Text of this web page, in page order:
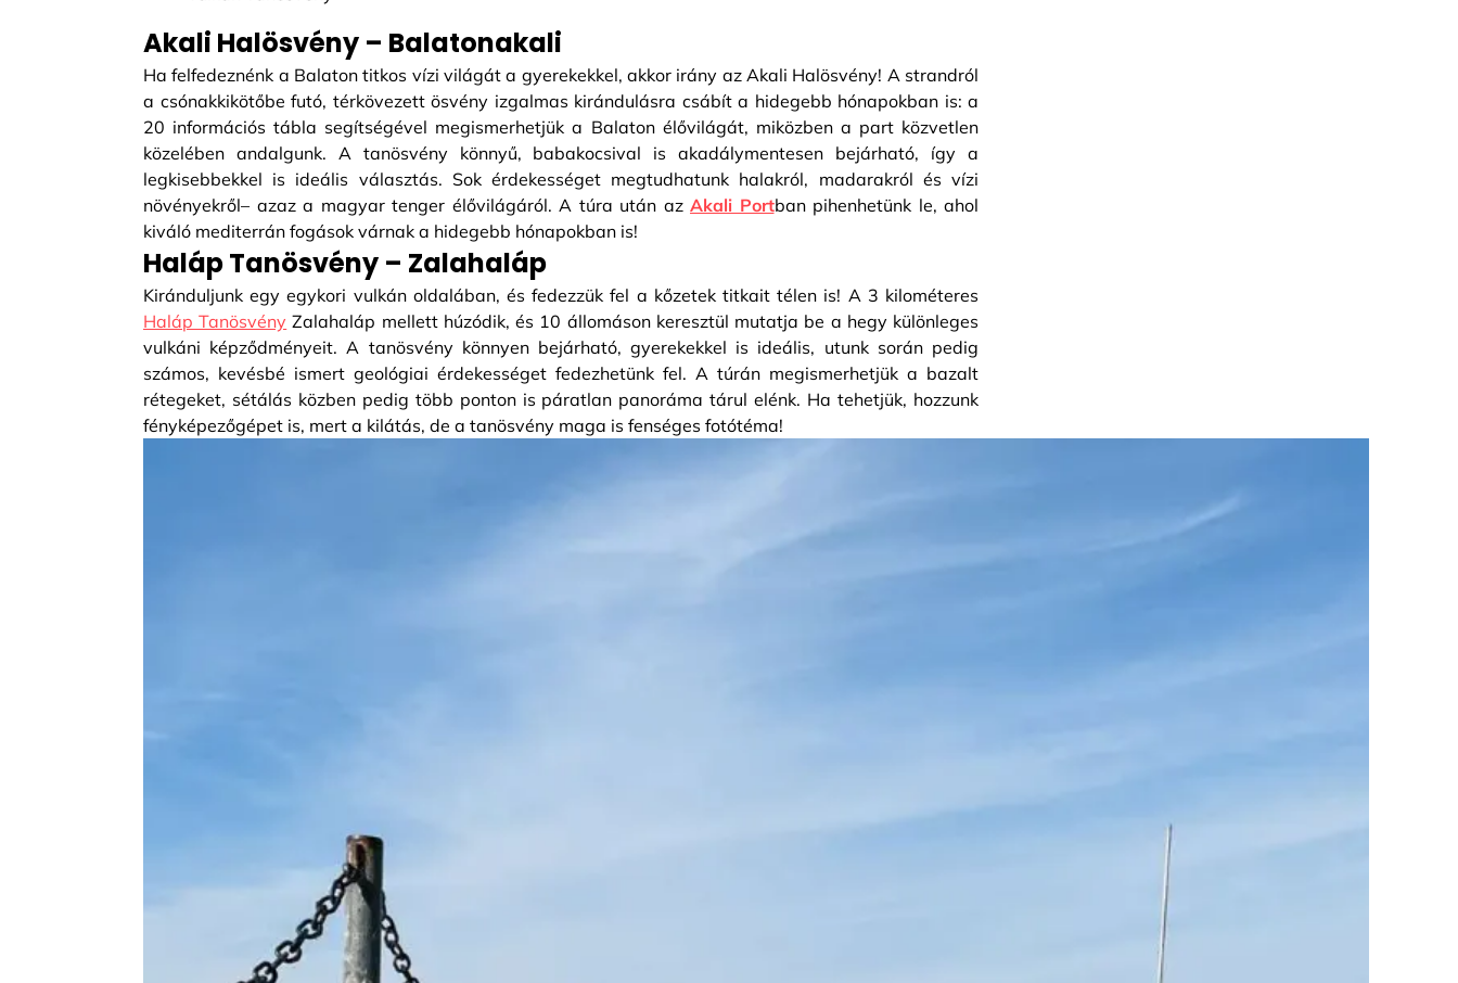
Akali Halösvény – Balatonakali
Ha felfedeznénk a Balaton titkos vízi világát a gyerekekkel, akkor irány az Akali Halösvény! A strandról
a csónakkikötőbe futó, térkövezett ösvény izgalmas kirándulásra csábít a hidegebb hónapokban is: a
20 információs tábla segítségével megismerhetjük a Balaton élővilágát, miközben a part közvetlen
közelében andalgunk. A tanösvény könnyű, babakocsival is akadálymentesen bejárható, így a
legkisebbekkel is ideális választás. Sok érdekességet megtudhatunk halakról, madarakról és vízi
növényekről– azaz a magyar tenger élővilágáról. A túra után az Akali Portban pihenhetünk le, ahol
kiváló mediterrán fogások várnak a hidegebb hónapokban is!
Haláp Tanösvény – Zalahaláp
Kiránduljunk egy egykori vulkán oldalában, és fedezzük fel a kőzetek titkait télen is! A 3 kilométeres
Haláp Tanösvény Zalahaláp mellett húzódik, és 10 állomáson keresztül mutatja be a hegy különleges
vulkáni képződményeit. A tanösvény könnyen bejárható, gyerekekkel is ideális, utunk során pedig
számos, kevésbé ismert geológiai érdekességet fedezhetünk fel. A túrán megismerhetjük a bazalt
rétegeket, sétálás közben pedig több ponton is páratlan panoráma tárul elénk. Ha tehetjük, hozzunk
fényképezőgépet is, mert a kilátás, de a tanösvény maga is fenséges fotótéma!